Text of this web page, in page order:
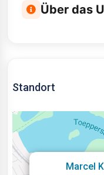
Über das
Standort
Marcel